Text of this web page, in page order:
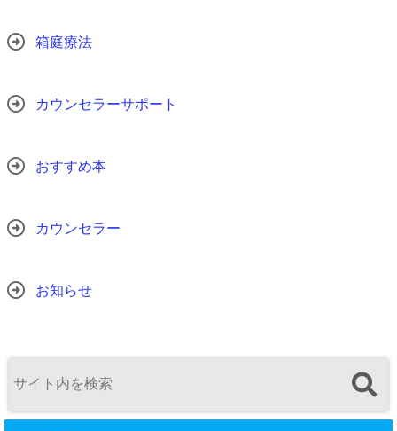
箱庭療法
カウンセラーサポート
おすすめ本
カウンセラー
お知らせ